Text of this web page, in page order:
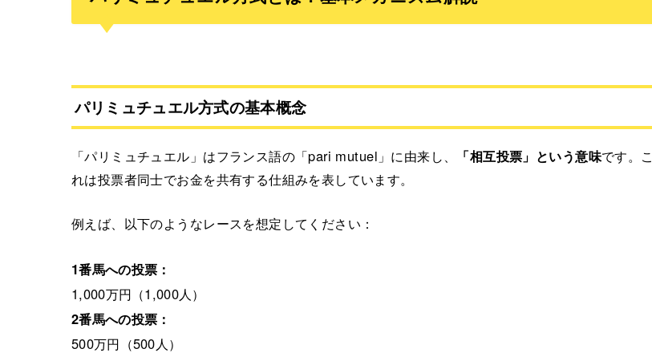
パリミュチュエル方式の基本概念
「パリミュチュエル」はフランス語の「pari mutuel」に由来し、 「相互投票」という意味です。こ
れは投票者同士でお金を共有する仕組みを表しています。
例えば、以下のようなレースを想定してください：
1番馬への投票：
1,000万円（1,000人）
2番馬への投票：
500万円（500人）